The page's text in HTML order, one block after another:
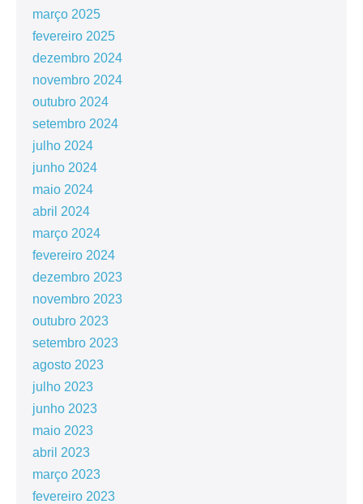
março 2025
fevereiro 2025
dezembro 2024
novembro 2024
outubro 2024
setembro 2024
julho 2024
junho 2024
maio 2024
abril 2024
março 2024
fevereiro 2024
dezembro 2023
novembro 2023
outubro 2023
setembro 2023
agosto 2023
julho 2023
junho 2023
maio 2023
abril 2023
março 2023
fevereiro 2023